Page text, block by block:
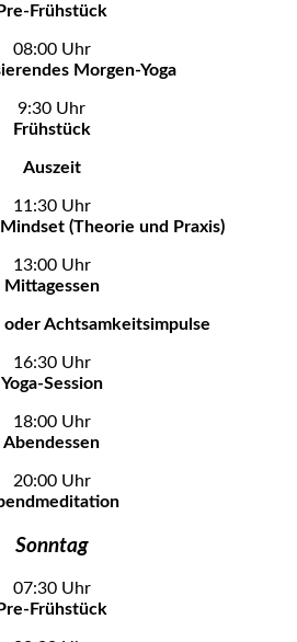
Pre-Frühstück
08:00 Uhr
Morgen-Yoga
9:30 Uhr
Frühstück
Auszeit
11:30 Uhr
(Theorie und Praxis)
13:00 Uhr
Mittagessen
Achtsamkeitsimpulse
16:30 Uhr
Yoga-Session
18:00 Uhr
Abendessen
20:00 Uhr
Sonntag
07:30 Uhr
Pre-Frühstück